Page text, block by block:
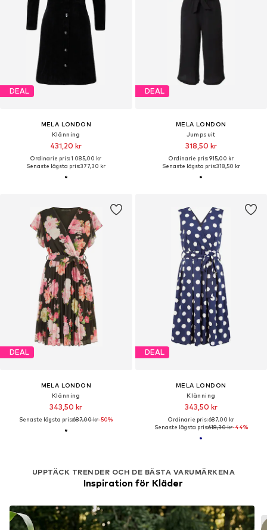
DEAL
MELA LONDON
Klänning
431,20 kr
Ordinarie pris: 1 085,00 kr
Senaste lägsta pris:377,30 kr
DEAL
MELA LONDON
Jumpsuit
318,50 kr
Ordinarie pris: 915,00 kr
Senaste lägsta pris:318,50 kr
DEAL
MELA LONDON
Klänning
343,50 kr
Senaste lägsta pris:687,00 kr-50%
DEAL
MELA LONDON
Klänning
343,50 kr
Ordinarie pris: 687,00 kr
Senaste lägsta pris:618,30 kr-44%
UPPTÄCK TRENDER OCH DE BÄSTA VARUMÄRKENA
Inspiration för Kläder